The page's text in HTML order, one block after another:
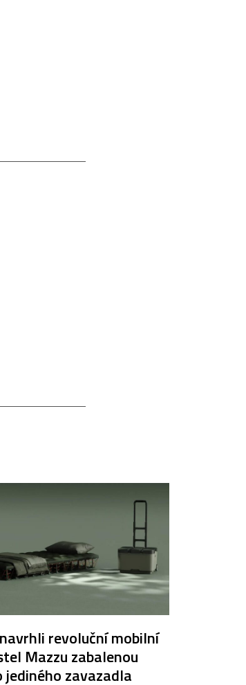
revoluční mobilní
Mazzu zabalenou
jediného zavazadla